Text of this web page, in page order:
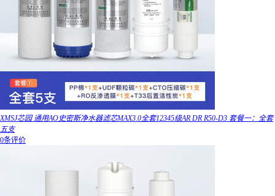
XMSJ芯园 通用AO史密斯净水器滤芯MAX3.0全套12345级AR DR R50-D3 套餐一：全套
五支
0条评价